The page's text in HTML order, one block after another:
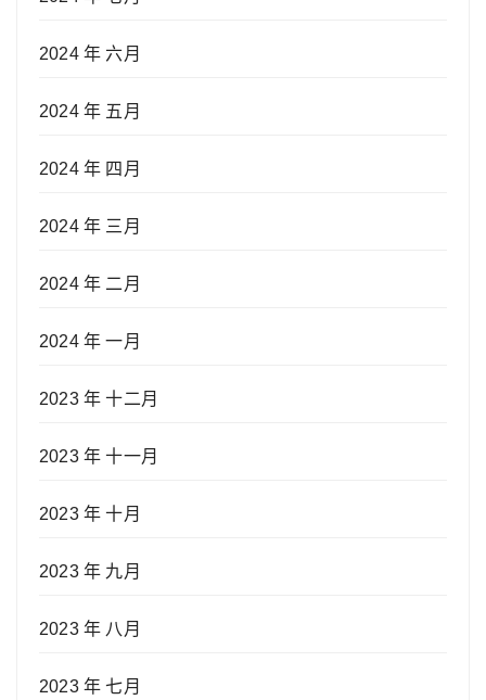
2024 年 六月
2024 年 五月
2024 年 四月
2024 年 三月
2024 年 二月
2024 年 一月
2023 年 十二月
2023 年 十一月
2023 年 十月
2023 年 九月
2023 年 八月
2023 年 七月